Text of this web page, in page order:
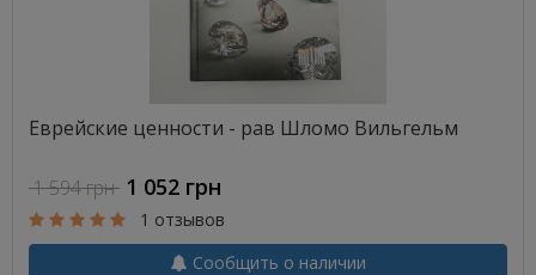
Еврейские ценности - рав Шломо Вильгельм
1 594 грн 1 052 грн
1 отзывов
Сообщить о наличии